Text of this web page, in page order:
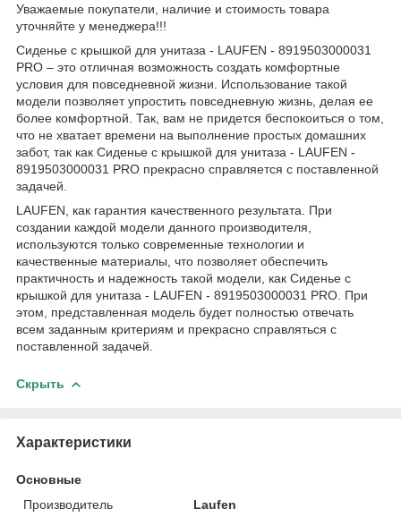
Уважаемые покупатели, наличие и стоимость товара
уточняйте у менеджера!!!
Сиденье с крышкой для унитаза - LAUFEN - 8919503000031
PRO – это отличная возможность создать комфортные
условия для повседневной жизни. Использование такой
модели позволяет упростить повседневную жизнь, делая ее
более комфортной. Так, вам не придется беспокоиться о том,
что не хватает времени на выполнение простых домашних
забот, так как Сиденье с крышкой для унитаза - LAUFEN -
8919503000031 PRO прекрасно справляется с поставленной
задачей.
LAUFEN, как гарантия качественного результата. При
создании каждой модели данного производителя,
используются только современные технологии и
качественные материалы, что позволяет обеспечить
практичность и надежность такой модели, как Сиденье с
крышкой для унитаза - LAUFEN - 8919503000031 PRO. При
этом, представленная модель будет полностью отвечать
всем заданным критериям и прекрасно справляться с
поставленной задачей.
Скрыть
Характеристики
Основные
Производитель
Laufen